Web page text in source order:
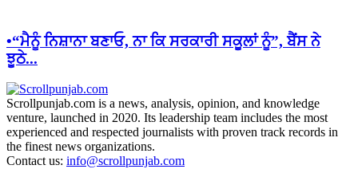
•“ਮੈਨੂੰ ਨਿਸ਼ਾਨਾ ਬਣਾਓ, ਨਾ ਕਿ ਸਰਕਾਰੀ ਸਕੂਲਾਂ ਨੂੰ”, ਬੈਂਸ ਨੇ
ਝੂਠੇ...
Scrollpunjab.com is a news, analysis, opinion, and knowledge
venture, launched in 2020. Its leadership team includes the most
experienced and respected journalists with proven track records in
the finest news organizations.
Contact us: info@scrollpunjab.com